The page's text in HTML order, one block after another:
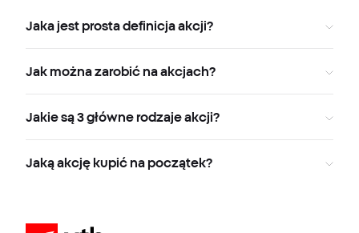
Jaka jest prosta definicja akcji?
Jak można zarobić na akcjach?
Jakie są 3 główne rodzaje akcji?
Jaką akcję kupić na początek?